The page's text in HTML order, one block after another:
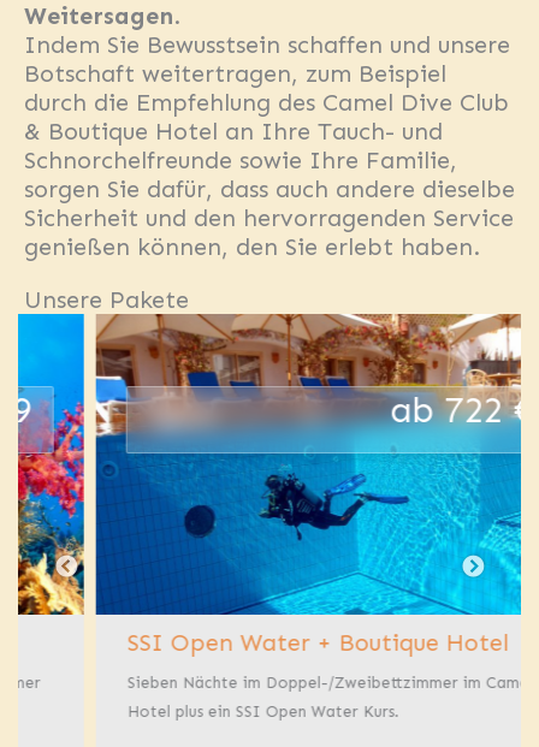
Weitersagen.
Indem Sie Bewusstsein schaffen und unsere
Botschaft weitertragen, zum Beispiel
durch die Empfehlung des Camel Dive Club
& Boutique Hotel an Ihre Tauch- und
Schnorchelfreunde sowie Ihre Familie,
sorgen Sie dafür, dass auch andere dieselbe
Sicherheit und den hervorragenden Service
genießen können, den Sie erlebt haben.
Unsere Pakete
ab 722 €
SSI Open Water + Boutique Hotel
Sieben Nächte im Doppel-/Zweibettzimmer im Camel
Hotel plus ein SSI Open Water Kurs.